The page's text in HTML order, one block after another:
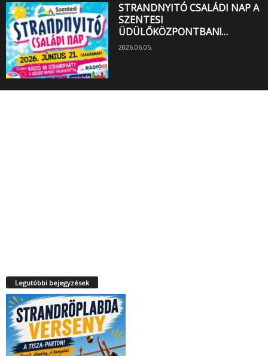
STRANDNYITÓ CSALÁDI NAP A
SZENTESI
ÜDÜLŐKÖZPONTBAN!…
2026.06.05.
Legutóbbi bejegyzések